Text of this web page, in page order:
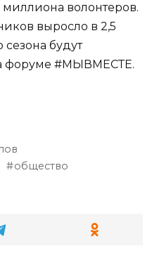
волонтеров.
выросло в 2,5
сезона будут
форуме #МЫВМЕСТЕ.
общество